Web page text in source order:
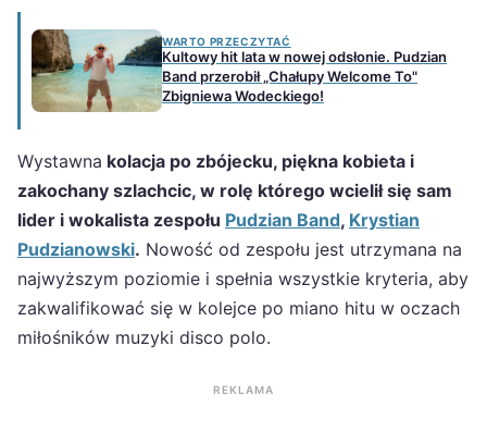
WARTO PRZECZYTAĆ
Kultowy hit lata w nowej odsłonie. Pudzian
Band przerobił „Chałupy Welcome To"
Zbigniewa Wodeckiego!
Wystawna kolacja po zbójecku, piękna kobieta i
zakochany szlachcic, w rolę którego wcielił się sam
lider i wokalista zespołu Pudzian Band, Krystian
Pudzianowski. Nowość od zespołu jest utrzymana na
najwyższym poziomie i spełnia wszystkie kryteria, aby
zakwalifikować się w kolejce po miano hitu w oczach
miłośników muzyki disco polo.
REKLAMA